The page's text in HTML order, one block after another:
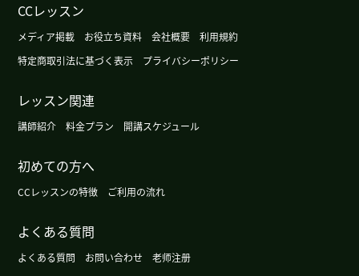
今天非常感谢您耐心的指导
非常感謝 下次見( 40代 男性 )
非常感謝 下次見
下次见～
性 )
我听说过现在的中国如果只能用现金的话非常不方
CCレッスン
メディア掲載 お役立ち資料 会社概要
利用規約
特定商取引法に基づく表示
プライバシーポリシー
レッスン関連
講師紹介 料金プラン 開講スケジュール
初めての方へ
CCレッスンの特徴 ご利用の流れ
よくある質問
よくある質問 お問い合わせ 老师注册